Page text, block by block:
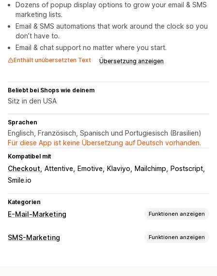
Dozens of popup display options to grow your email & SMS
marketing lists.
Email & SMS automations that work around the clock so you
don’t have to.
Email & chat support no matter where you start.
Enthält unübersetzten Text Übersetzung anzeigen
Beliebt bei Shops wie deinem
Sitz in den USA
Sprachen
Englisch, Französisch, Spanisch und Portugiesisch (Brasilien)
Für diese App ist keine Übersetzung auf Deutsch vorhanden.
Kompatibel mit
Checkout Attentive Emotive Klaviyo Mailchimp
Postscript
Smile.io
Kategorien
E-Mail-Marketing Funktionen anzeigen
Kampagnentypen
SMS-Marketing Funktionen anzeigen